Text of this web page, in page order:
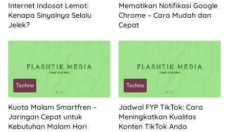
Internet Indosat Lemot:
Kenapa Sinyalnya Selalu
Jelek?
Mematikan Notifikasi Google
Chrome – Cara Mudah dan
Cepat
Techno
Kuota Malam Smartfren –
Jaringan Cepat untuk
Kebutuhan Malam Hari
Techno
Jadwal FYP TikTok: Cara
Meningkatkan Kualitas
Konten TikTok Anda